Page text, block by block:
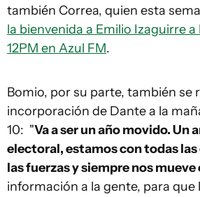
también Correa, quien esta
la bienvenida a Emilio Izaguirre
12PM en Azul FM.
Bomio, por su parte, también se
incorporación de Dante a la
10: "Va a ser un año movido. Un
electoral, estamos con todas
las fuerzas y siempre nos mueve
información a la gente, para que